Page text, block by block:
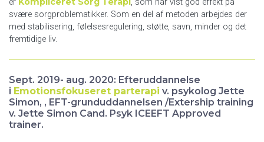
svære sorgproblematikker. Som en del af metoden arbejdes der
med stabilisering, følelsesregulering, støtte, savn, minder og det
fremtidige liv.
Sept. 2019- aug. 2020: Efteruddannelse
i Emotionsfokuseret parterapi v. psykolog Jette
Simon, , EFT-grunduddannelsen /Extership training
v. Jette Simon Cand. Psyk ICEEFT Approved
trainer.